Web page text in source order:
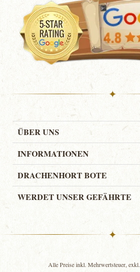
✦
ÜBER UNS
INFORMATIONEN
DRACHENHORT BOTE
WERDET UNSER GEFÄHRTE
✦
Alle Preise inkl. Mehrwertsteuer, exkl.